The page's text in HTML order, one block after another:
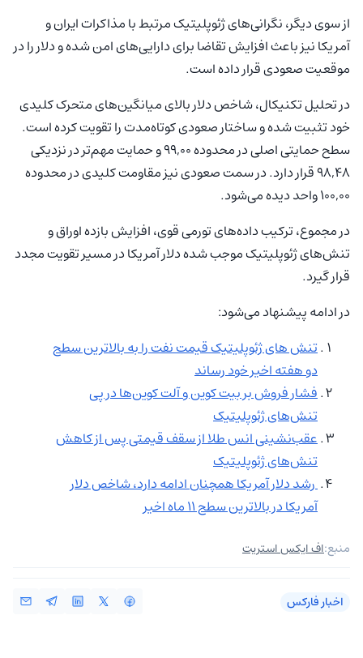
از سوی دیگر، نگرانی‌های ژئوپلیتیک مرتبط با مذاکرات ایران و
آمریکا نیز باعث افزایش تقاضا برای دارایی‌های امن شده و دلار را در
موقعیت صعودی قرار داده است.
در تحلیل تکنیکال، شاخص دلار بالای میانگین‌های متحرک کلیدی
خود تثبیت شده و ساختار صعودی کوتاه‌مدت را تقویت کرده است.
سطح حمایتی اصلی در محدوده ۹۹,۰۰ و حمایت مهم‌تر در نزدیکی
۹۸,۴۸ قرار دارد. در سمت صعودی نیز مقاومت کلیدی در محدوده
۱۰۰,۰۰ واحد دیده می‌شود.
در مجموع، ترکیب داده‌های تورمی قوی، افزایش بازده اوراق و
تنش‌های ژئوپلیتیک موجب شده دلار آمریکا در مسیر تقویت مجدد
قرار گیرد.
در ادامه پیشنهاد می‌شود:
تنش های ژئوپلیتیک قیمت نفت را به بالاترین سطح
دو هفته اخیر خود رساند
فشار فروش بر بیت‌ کوین و آلت‌ کوین‌ها در پی
تنش‌های ژئوپلیتیک
عقب‌نشینی انس طلا از سقف قیمتی پس از کاهش
تنش‌های ژئوپلیتیک
رشد دلار آمریکا همچنان ادامه دارد، شاخص دلار
آمریکا در بالاترین سطح 11 ماه اخیر
منبع:اف ایکس استریت
اخبار فارکس